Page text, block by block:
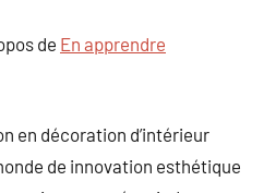
de En apprendre
en décoration d’intérieur
de innovation esthétique